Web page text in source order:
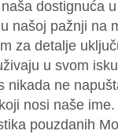
dostignuća
našoj pažnji na
za detalje
u svom
nikada ne
nosi naše
pouzdanih